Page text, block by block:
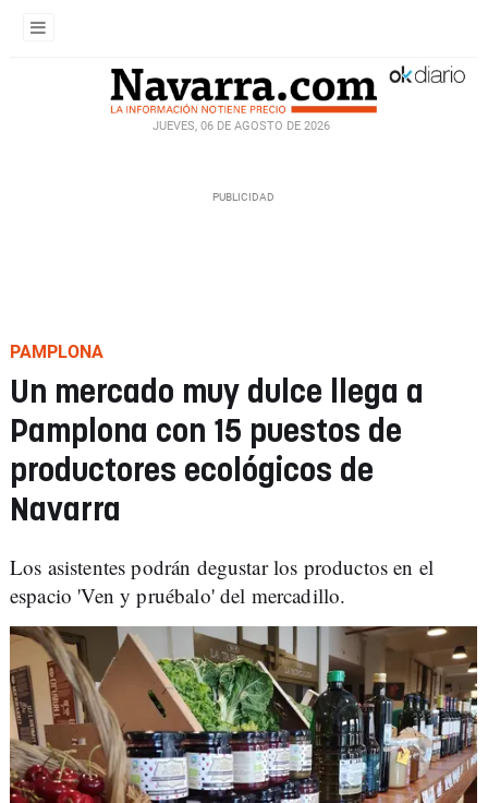
JUEVES, 06 DE AGOSTO DE 2026
PAMPLONA
Un mercado muy dulce llega a
Pamplona con 15 puestos de
productores ecológicos de
Navarra
Los asistentes podrán degustar los productos en el
espacio 'Ven y pruébalo' del mercadillo.